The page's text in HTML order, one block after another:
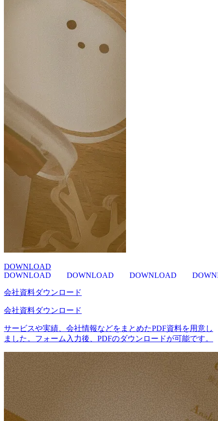
DOWNLOAD
DOWNLOAD
DOWNLOAD DOWNLOAD
会社資料ダウンロード
会社資料ダウンロード
サービスや実績、会社情報などをまとめたPDF資料を用意し
ました。フォーム入力後、PDFのダウンロードが可能です。